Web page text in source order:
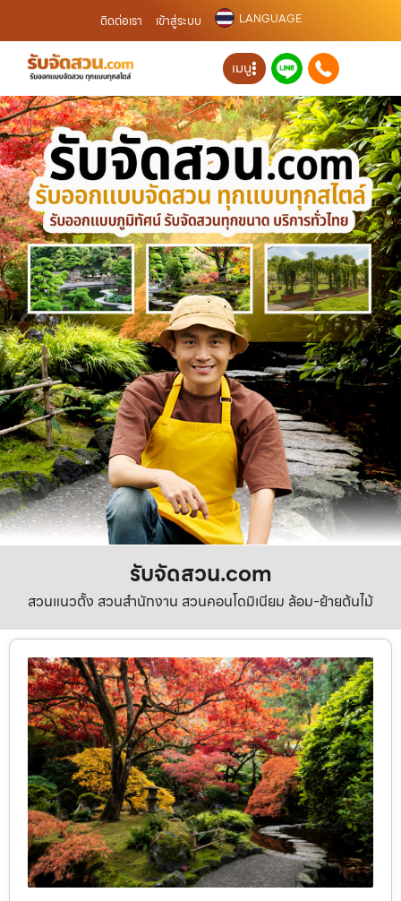
ติดต่อเรา เข้าสู่ระบบ LANGUAGE
เมนู
รับจัดสวน.com
สวนแนวตั้ง สวนสำนักงาน สวนคอนโดมิเนียม ล้อม-ย้ายต้นไม้